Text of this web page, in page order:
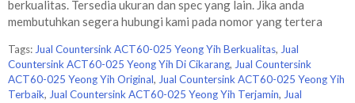
berkualitas. Tersedia ukuran dan spec yang lain. Jika anda
membutuhkan segera hubungi kami pada nomor yang tertera
Tags: Jual Countersink ACT60-025 Yeong Yih Berkualitas, Jual
Countersink ACT60-025 Yeong Yih Di Cikarang, Jual Countersink
ACT60-025 Yeong Yih Original, Jual Countersink ACT60-025 Yeong Yih
Terbaik, Jual Countersink ACT60-025 Yeong Yih Terjamin, Jual